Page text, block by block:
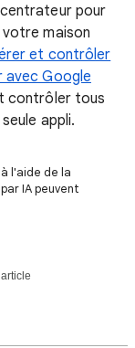
pour
maison
et contrôler
avec Google
contrôler tous
appli.
l'aide de la
IA peuvent